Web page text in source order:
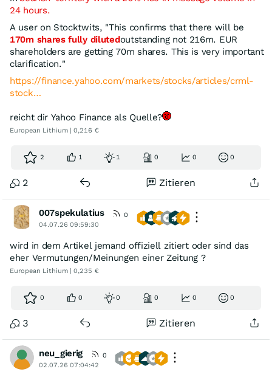
24 hours.
A user on Stocktwits, "This confirms that there will be
170m shares fully dilutedoutstanding not 216m. EUR
shareholders are getting 70m shares. This is very important
clarification."
https://finance.yahoo.com/markets/stocks/articles/crml-
stock…
reicht dir Yahoo Finance als Quelle?
European Lithium | 0,216 €
2 1 1 0 0 0
2 Zitieren
007spekulatius
0
04.07.26 09:59:30
wird in dem Artikel jemand offiziell zitiert oder sind das
eher Vermutungen/Meinungen einer Zeitung ?
European Lithium | 0,235 €
0 0 0 0 0 0
3 Zitieren
neu_gierig
0
02.07.26 07:04:42